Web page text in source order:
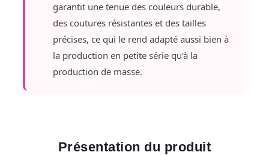
garantit une tenue des couleurs durable,
des coutures résistantes et des tailles
précises, ce qui le rend adapté aussi bien à
la production en petite série qu'à la
production de masse.
Présentation du produit